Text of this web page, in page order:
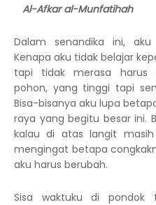
Al-Afkar al-Munfatihah
Dalam senandika ini,
Kenapa aku tidak belajar
tapi tidak merasa harus
pohon, yang tinggi tapi
Bisa-bisanya aku lupa
raya yang begitu besar ini.
kalau di atas langit
mengingat betapa
aku harus berubah.
Sisa waktuku di pondok